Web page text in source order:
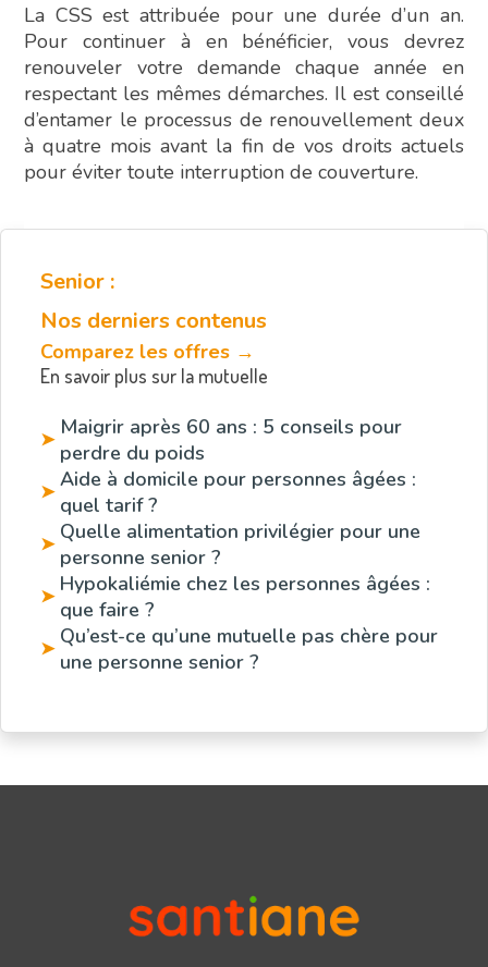
La CSS est attribuée pour une durée d’un an.
Pour continuer à en bénéficier, vous devrez
renouveler votre demande chaque année en
respectant les mêmes démarches. Il est conseillé
d’entamer le processus de renouvellement deux
à quatre mois avant la fin de vos droits actuels
pour éviter toute interruption de couverture.
Senior :
Nos derniers contenus
Comparez les offres →
En savoir plus sur la mutuelle
➤ Maigrir après 60 ans : 5 conseils pour
perdre du poids
➤ Aide à domicile pour personnes âgées :
quel tarif ?
➤ Quelle alimentation privilégier pour une
personne senior ?
➤ Hypokaliémie chez les personnes âgées :
que faire ?
➤ Qu’est-ce qu’une mutuelle pas chère pour
une personne senior ?